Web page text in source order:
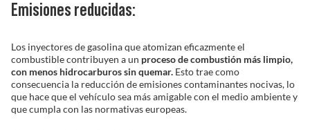
Emisiones reducidas:
Los inyectores de gasolina que atomizan eficazmente el
combustible contribuyen a un proceso de combustión más limpio,
con menos hidrocarburos sin quemar.Esto trae como
consecuencia la reducción de emisiones contaminantes nocivas, lo
que hace que el vehículo sea más amigable con el medio ambiente y
que cumpla con las normativas europeas.